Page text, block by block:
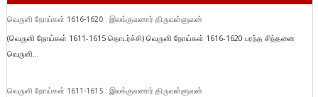
வெருளி நோய்கள் 1616-1620 : இலக்குவனார் திருவள்ளுவன்
(வெருளி நோய்கள் 1611-1615 தொடர்ச்சி) வெருளி நோய்கள் 1616-1620 பரந்த சிந்தனை
வெருளி...
வெருளி நோய்கள் 1611-1615 : இலக்குவனார் திருவள்ளுவன்